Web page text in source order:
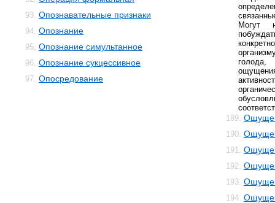
93. Опознавательные признаки
94. Опознание
95. Опознание симультанное
96. Опознание сукцессивное
97. Опосредование
Могут
189.
190.
191.
192.
193.
194.